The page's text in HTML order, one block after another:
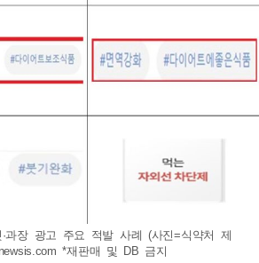
과장 광고 주요 적발 사례 (사진=식약처 제
*재판매 및 DB 금지